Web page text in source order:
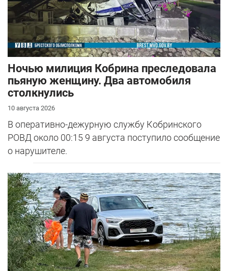
Ночью милиция Кобрина преследовала
пьяную женщину. Два автомобиля
столкнулись
10 августа 2026
В оперативно-дежурную службу Кобринского
РОВД около 00:15 9 августа поступило сообщение
о нарушителе.